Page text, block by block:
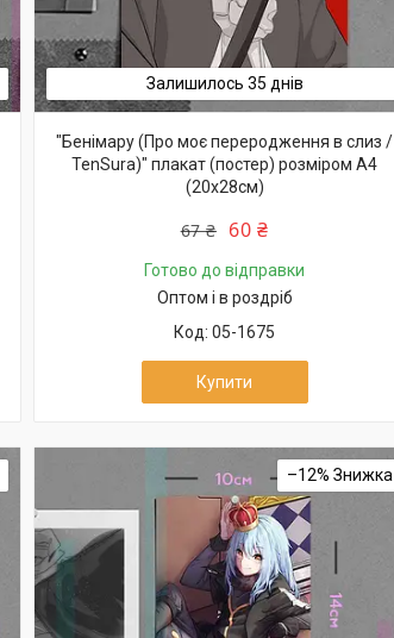
Залишилось 35 днів
"Бенімару (Про моє переродження в слиз /
TenSura)" плакат (постер) розміром А4
(20х28см)
67 ₴ 60 ₴
Готово до відправки
Оптом і в роздріб
05-1675
Купити
–12%